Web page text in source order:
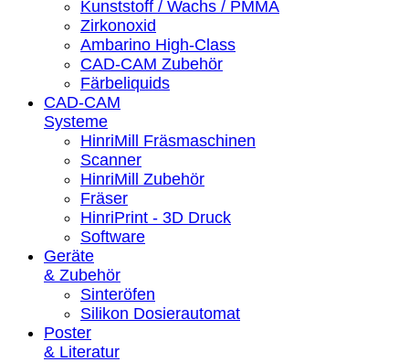
Kunststoff / Wachs / PMMA
Zirkonoxid
Ambarino High-Class
CAD-CAM Zubehör
Färbeliquids
CAD-CAM
Systeme
HinriMill Fräsmaschinen
Scanner
HinriMill Zubehör
Fräser
HinriPrint - 3D Druck
Software
Geräte
& Zubehör
Sinteröfen
Silikon Dosierautomat
Poster
& Literatur